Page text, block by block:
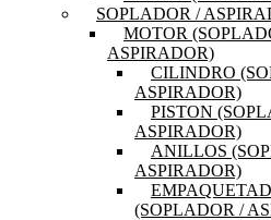
SOPLADOR /
MOTOR
ASPIRADOR)
CILINDRO
ASPIRADOR)
PISTON
ASPIRADOR)
ANILLOS
ASPIRADOR)
(SOPLADOR /